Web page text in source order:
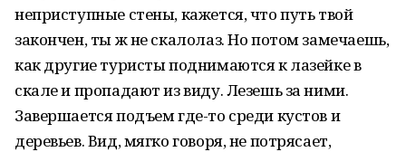
неприступные стены, кажется, что путь твой
закончен, ты ж не скалолаз. Но потом замечаешь,
как другие туристы поднимаются к лазейке в
скале и пропадают из виду. Лезешь за ними.
Завершается подъем где-то среди кустов и
деревьев. Вид, мягко говоря, не потрясает,